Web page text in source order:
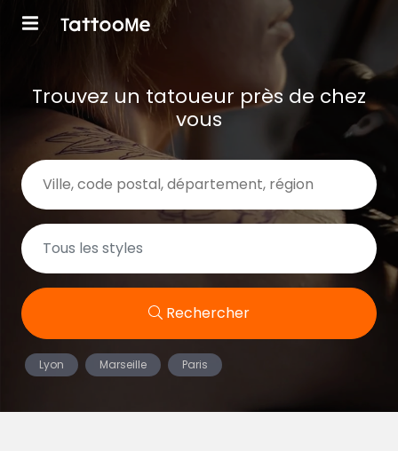
Trouvez un tatoueur près de chez
vous
Rechercher
Lyon Marseille Paris